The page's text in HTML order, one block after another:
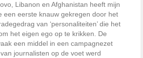
Libanon en Afghanistan heeft mijn
een eerste knauw gekregen door het
van ‘personaliteiten’ die het
het eigen ego op te krikken. De
een middel in een campagnezet
journalisten op de voet werd